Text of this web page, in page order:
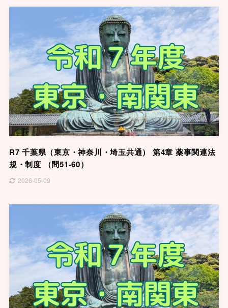
R7 千葉県（東京・神奈川・埼玉共通） 第4章 薬事関連法
規・制度 （問51-60）
2026-05-09